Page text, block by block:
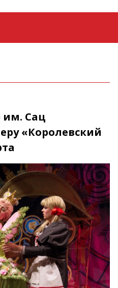
им. Сац
«Королевский